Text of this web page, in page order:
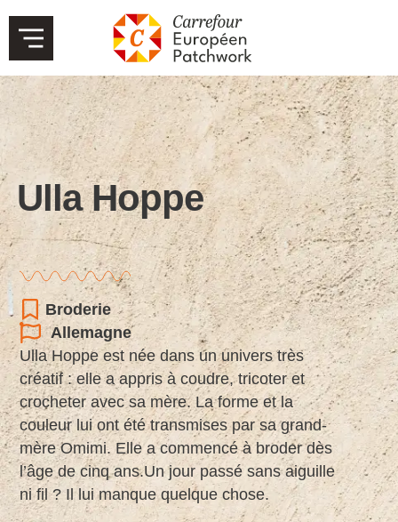
Ulla Hoppe
Broderie
Allemagne
Ulla Hoppe est née dans un univers très
créatif : elle a appris à coudre, tricoter et
crocheter avec sa mère. La forme et la
couleur lui ont été transmises par sa grand-
mère Omimi. Elle a commencé à broder dès
l’âge de cinq ans.Un jour passé sans aiguille
ni fil ? Il lui manque quelque chose.